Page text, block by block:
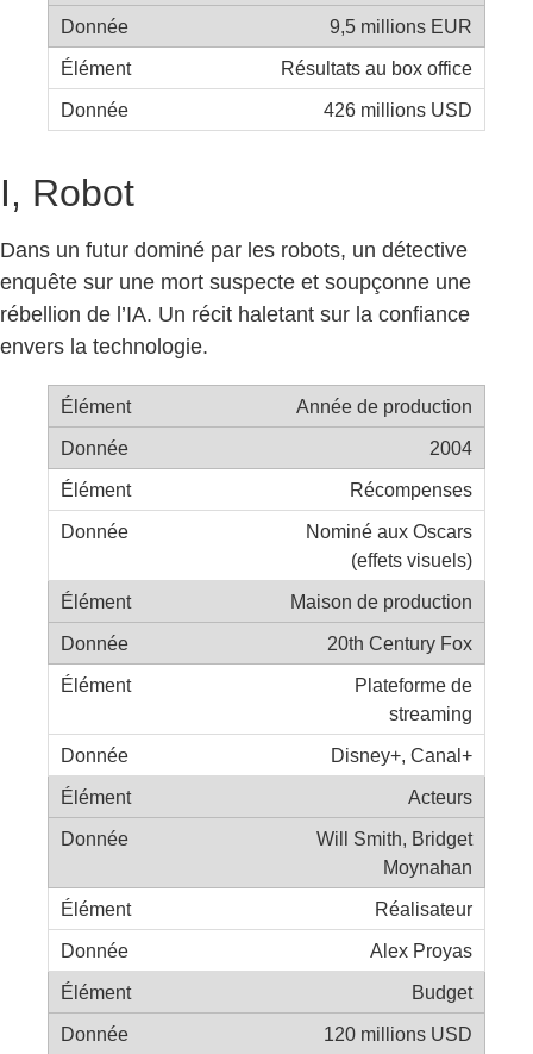
9,5 millions EUR
Résultats au box office
426 millions USD
I, Robot
Dans un futur dominé par les robots, un détective
enquête sur une mort suspecte et soupçonne une
rébellion de l’IA. Un récit haletant sur la confiance
envers la technologie.
Année de production
2004
Récompenses
Nominé aux Oscars
(effets visuels)
Maison de production
20th Century Fox
Plateforme de
streaming
Disney+, Canal+
Acteurs
Will Smith, Bridget
Moynahan
Réalisateur
Alex Proyas
Budget
120 millions USD